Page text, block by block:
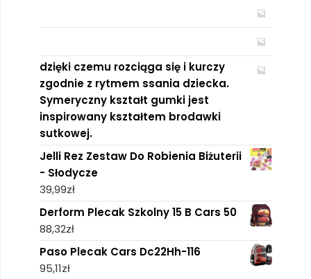
dzięki czemu rozciąga się i kurczy
zgodnie z rytmem ssania dziecka.
Symeryczny kształt gumki jest
inspirowany kształtem brodawki
sutkowej.
Jelli Rez Zestaw Do Robienia Biżuterii
- Słodycze
39,99zł
Derform Plecak Szkolny 15 B Cars 50
88,32zł
Paso Plecak Cars Dc22Hh-116
95,11zł